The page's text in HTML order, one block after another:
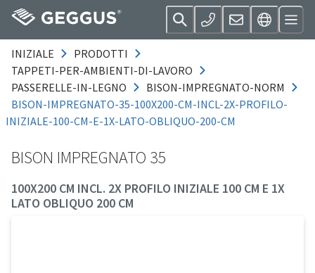
INIZIALE
PRODOTTI
TAPPETI-PER-AMBIENTI-DI-LAVORO
PASSERELLE-IN-LEGNO
BISON-IMPREGNATO-NORM
BISON-IMPREGNATO-35-100X200-CM-INCL-2X-PROFILO-
INIZIALE-100-CM-E-1X-LATO-OBLIQUO-200-CM
BISON IMPREGNATO 35
100X200 CM INCL. 2X PROFILO INIZIALE 100 CM E 1X
LATO OBLIQUO 200 CM